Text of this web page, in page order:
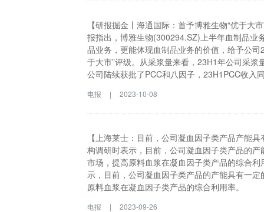
【研报掘金丨海通国际：首予博雅生物“优于
报指出，博雅生物(300294.SZ)上半年血制品业
品业务，更能体现血制品业务的价值，给予公
于大市”评级。从采浆量来看，23H1年公司采
公司陆续获批了PCC和八因子，23H1PCC收入
浆站已于23M6开采，存量浆站潜能至2025年
现血制品业务的价值，给予公司2023年35XPE
采浆量来看，23H1年公司采浆量为215t，与上
PCC和八因子，23H1PCC收入同比增长
场开发阶段。从浆站情况来看，目前公司体内
采，存量浆站潜能至2025年有望达650-700吨/
电报 | 2023-10-08
【上海莱士：目前，公司凝血因子类产品产能
构调研时表示，目前，公司凝血因子类产品的
市场，提高原料血浆在凝血因子类产品的综合
示，目前，公司凝血因子类产品的产能具有一
原料血浆在凝血因子类产品的综合利用率。
电报 | 2023-09-26